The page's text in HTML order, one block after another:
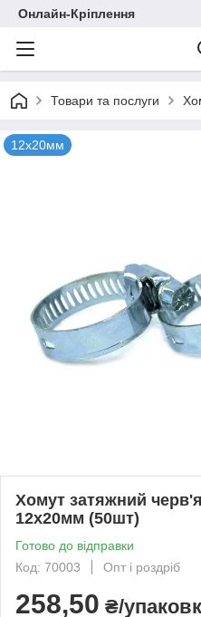
Онлайн-Кріплення
Товари та послуги
12х20мм
Хомут затяжний
12х20мм (50шт)
Готово до відправки
Код: 70003
Опт і роздріб
258,50 ₴/